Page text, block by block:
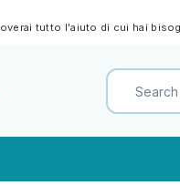
tutto l'aiuto di cui hai